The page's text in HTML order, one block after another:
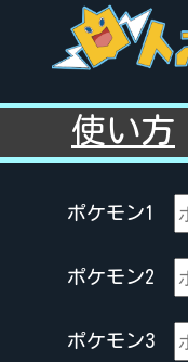
使い方
ポケモン1
ポケモン2
ポケモン3